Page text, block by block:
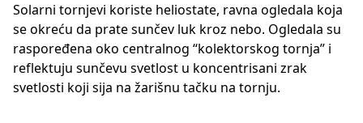
Solarni tornjevi koriste heliostate, ravna ogledala koja
se okreću da prate sunčev luk kroz nebo. Ogledala su
raspoređena oko centralnog “kolektorskog tornja” i
reflektuju sunčevu svetlost u koncentrisani zrak
svetlosti koji sija na žarišnu tačku na tornju.